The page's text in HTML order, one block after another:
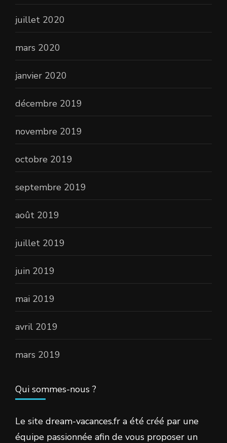
juillet 2020
mars 2020
janvier 2020
décembre 2019
novembre 2019
octobre 2019
septembre 2019
août 2019
juillet 2019
juin 2019
mai 2019
avril 2019
mars 2019
Qui sommes-nous ?
Le site dream-vacances.fr a été créé par une
équipe passionnée afin de vous proposer un